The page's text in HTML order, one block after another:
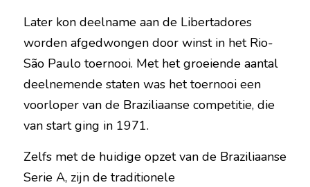
Later kon deelname aan de Libertadores
worden afgedwongen door winst in het Rio-
São Paulo toernooi. Met het groeiende aantal
deelnemende staten was het toernooi een
voorloper van de Braziliaanse competitie, die
van start ging in 1971.
Zelfs met de huidige opzet van de Braziliaanse
Serie A, zijn de traditionele